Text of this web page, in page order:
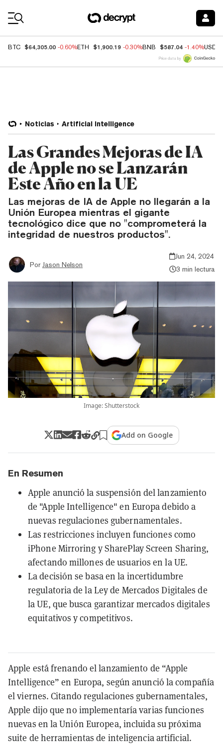
BTC $64,305.00 -0.60%ETH $1,900.19 -0.30%BNB $587.04 -1.40%USDC
Price data by
Noticias Artificial Intelligence
Las Grandes Mejoras de IA
de Apple no se Lanzarán
Este Año en la UE
Las mejoras de IA de Apple no llegarán a la
Unión Europea mientras el gigante
tecnológico dice que no "comprometerá la
integridad de nuestros productos".
Por Jason Nelson
Jun 24, 2024
3 min lectura
Image: Shutterstock
Add on Google
En Resumen
Apple anunció la suspensión del lanzamiento
de "Apple Intelligence" en Europa debido a
nuevas regulaciones gubernamentales.
Las restricciones incluyen funciones como
iPhone Mirroring y SharePlay Screen Sharing,
afectando millones de usuarios en la UE.
La decisión se basa en la incertidumbre
regulatoria de la Ley de Mercados Digitales de
la UE, que busca garantizar mercados digitales
equitativos y competitivos.
Apple está frenando el lanzamiento de “Apple
Intelligence” en Europa, según anunció la compañía
el viernes. Citando regulaciones gubernamentales,
Apple dijo que no implementaría varias funciones
nuevas en la Unión Europea, incluida su próxima
suite de herramientas de inteligencia artificial.